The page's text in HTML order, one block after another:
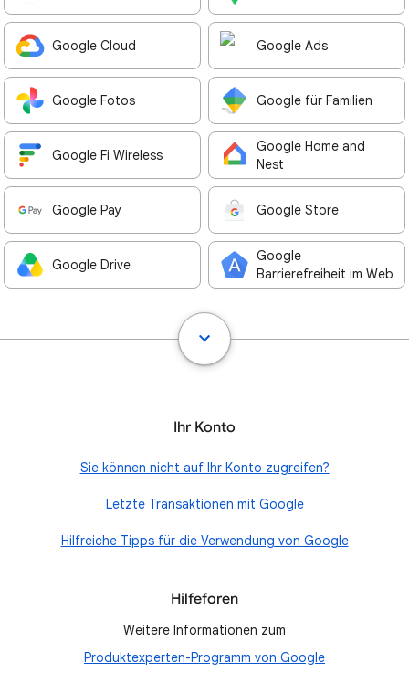
Google Cloud Google Ads
Google Fotos Google für Familien
Google Fi Wireless
Google Home and
Nest
Google Pay Google Store
Google Drive
Google
Barrierefreiheit im Web
Ihr Konto
Sie können nicht auf Ihr Konto zugreifen?
Letzte Transaktionen mit Google
Hilfreiche Tipps für die Verwendung von Google
Hilfeforen
Weitere Informationen zum
Produktexperten-Programm von Google